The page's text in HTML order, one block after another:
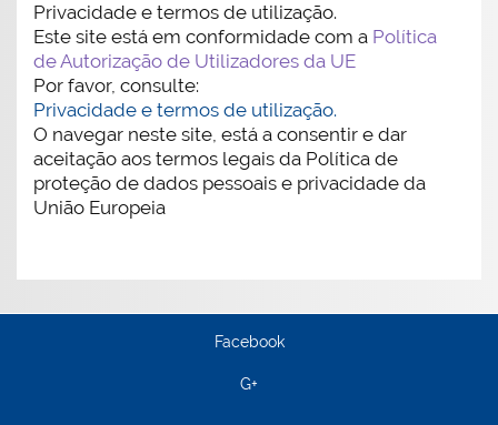
Privacidade e termos de utilização.
Este site está em conformidade com a Política
de Autorização de Utilizadores da UE
Por favor, consulte:
Privacidade e termos de utilização.
O navegar neste site, está a consentir e dar
aceitação aos termos legais da Política de
proteção de dados pessoais e privacidade da
União Europeia
Facebook
G+